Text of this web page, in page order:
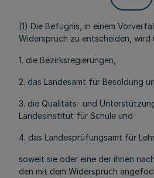
(1) Die Befugnis, in einem
Widerspruch zu entscheiden,
1. die Bezirksregierungen,
2. das Landesamt für Besoldung
3. die Qualitäts- und
Landesinstitut für Schule und
4. das Landesprüfungsamt für
soweit sie oder eine der ihnen
den mit dem Widerspruch